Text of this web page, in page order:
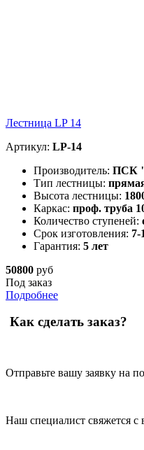
Лестница LP 14
Артикул: LP-14
Производитель: ПСК
Тип лестницы:
Высота лестницы:
Каркас: проф. труба
Количество ступеней:
Срок изготовления: 7-
Гарантия: 5 лет
50800 руб
Под заказ
Подробнее
Как сделать заказ?
Отправьте вашу заявку на
Наш специалист свяжется с